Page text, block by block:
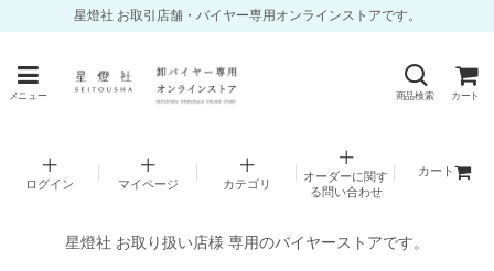
星燈社 お取引店舗・バイヤー専用オンラインストアです。
メニュー 商品検索 カート
ログイン マイページ カテゴリ
オーダーに関す
る問い合わせ
カート
星燈社 お取り扱い店様 専用のバイヤーストアです。